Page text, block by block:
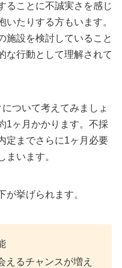
ることに不誠実さを感じ
たりする方もいます。
施設を検討していること
な行動として理解されて
ついて考えてみましょ
1ヶ月かかります。不採
定までさらに1ヶ月必要
まいます。
挙げられます。
えるチャンスが増え